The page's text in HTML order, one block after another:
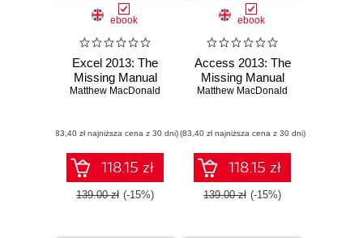
ebook
Excel 2013: The
Missing Manual
Matthew MacDonald
(83,40 zł najniższa cena z 30 dni)
118.15 zł
139.00 zł (-15%)
ebook
Access 2013: The
Missing Manual
Matthew MacDonald
(83,40 zł najniższa cena z 30 dni)
118.15 zł
139.00 zł (-15%)